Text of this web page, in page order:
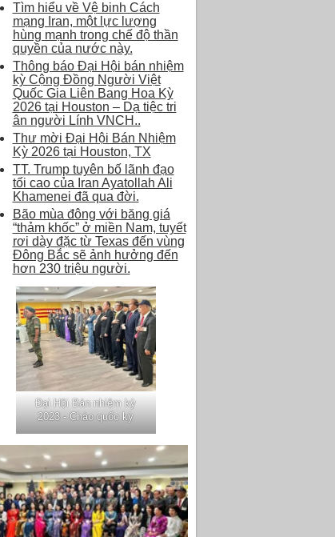
Tìm hiểu về Vệ binh Cách
mạng Iran, một lực lượng
hùng mạnh trong chế độ thần
quyền của nước này.
Thông báo Đại Hội bán nhiệm
kỳ Cộng Đồng Người Việt
Quốc Gia Liên Bang Hoa Kỳ
2026 tại Houston – Dạ tiệc tri
ân người Lính VNCH..
Thư mời Đại Hội Bán Nhiệm
Kỳ 2026 tại Houston, TX
TT. Trump tuyên bố lãnh đạo
tối cao của Iran Ayatollah Ali
Khamenei đã qua đời.
Bão mùa đông với băng giá
“thảm khốc” ở miền Nam, tuyết
rơi dày đặc từ Texas đến vùng
Đông Bắc sẽ ảnh hưởng đến
hơn 230 triệu người.
Đại Hội Bán nhiệm kỳ
2023 - Chào quốc kỳ